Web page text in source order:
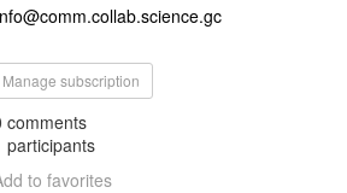
Manage subscription
comments
participants
to favorites